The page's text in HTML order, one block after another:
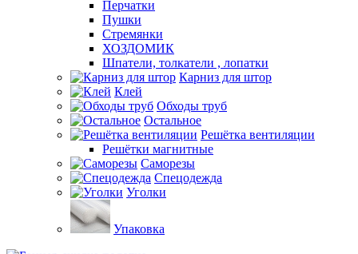
Перчатки
Пушки
Стремянки
ХОЗДОМИК
Шпатели, толкатели , лопатки
Карниз для штор
Клей
Обходы труб
Остальное
Решётка вентиляции
Решётки магнитные
Саморезы
Спецодежда
Уголки
Упаковка